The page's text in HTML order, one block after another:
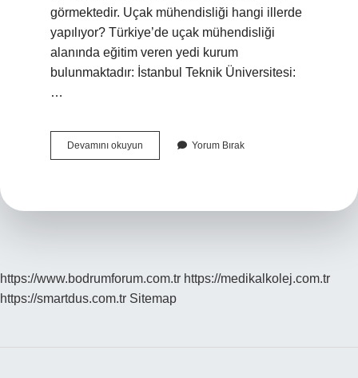
görmektedir. Uçak mühendisliği hangi illerde
yapılıyor? Türkiye’de uçak mühendisliği
alanında eğitim veren yedi kurum
bulunmaktadır: İstanbul Teknik Üniversitesi:
…
Devamını okuyun Türkiyede
Kaç
Yorum Bırak
https://www.bodrumforum.com.tr https://medikalkolej.com.tr
https://smartdus.com.tr Sitemap